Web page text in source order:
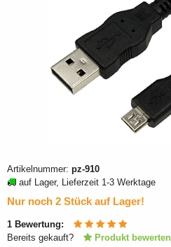
Artikelnummer: pz-910
auf Lager, Lieferzeit 1-3 Werktage
Nur noch 2 Stück auf Lager!
1 Bewertung:
Bereits gekauft?
Produkt